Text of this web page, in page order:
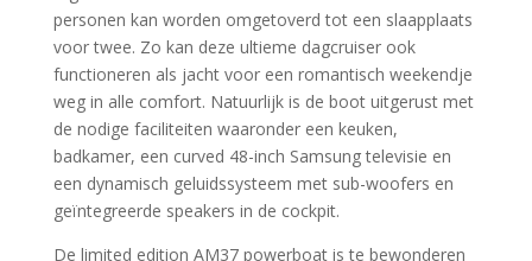
personen kan worden omgetoverd tot een slaapplaats
voor twee. Zo kan deze ultieme dagcruiser ook
functioneren als jacht voor een romantisch weekendje
weg in alle comfort. Natuurlijk is de boot uitgerust met
de nodige faciliteiten waaronder een keuken,
badkamer, een curved 48-inch Samsung televisie en
een dynamisch geluidssysteem met sub-woofers en
geïntegreerde speakers in de cockpit.
De limited edition AM37 powerboat is te bewonderen